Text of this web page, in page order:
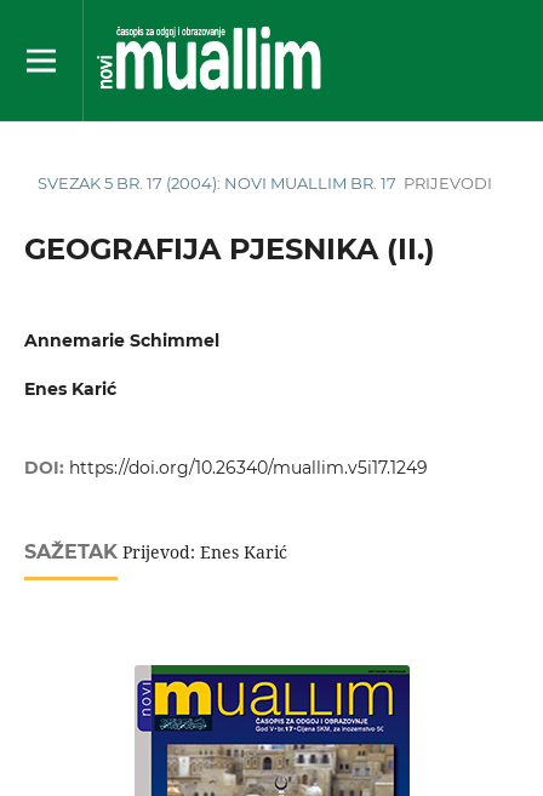
SVEZAK 5 BR. 17 (2004): NOVI MUALLIM BR. 17 PRIJEVODI
GEOGRAFIJA PJESNIKA (II.)
Annemarie Schimmel
Enes Karić
DOI: https://doi.org/10.26340/muallim.v5i17.1249
SAŽETAKPrijevod: Enes Karić